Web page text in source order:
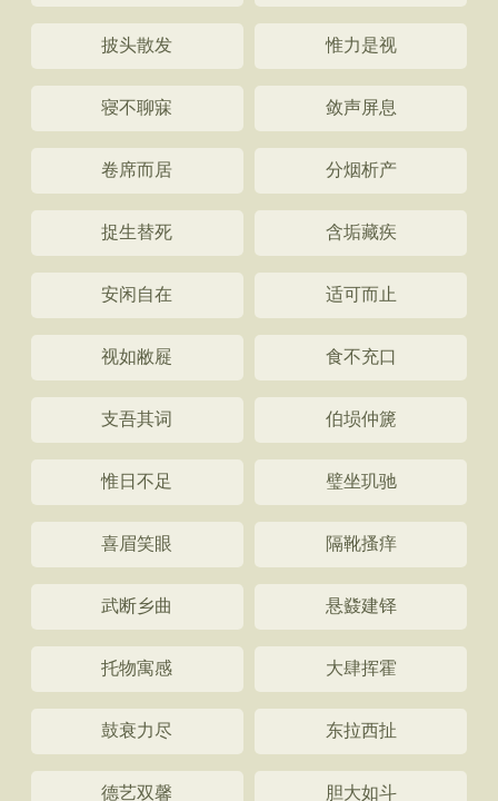
披头散发 惟力是视
寝不聊寐 敛声屏息
卷席而居 分烟析产
捉生替死 含垢藏疾
安闲自在 适可而止
视如敝屣 食不充口
支吾其词 伯埙仲篪
惟日不足 璧坐玑驰
喜眉笑眼 隔靴搔痒
武断乡曲 悬鼗建铎
托物寓感 大肆挥霍
鼓衰力尽 东拉西扯
德艺双馨 胆大如斗